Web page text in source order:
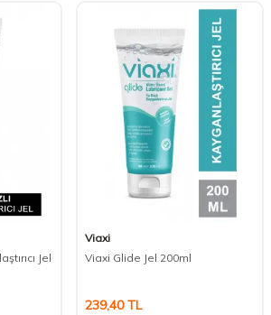
Jel
Viaxi
Viaxi Glide Jel 200ml
239,40TL